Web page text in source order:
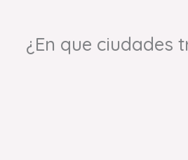
¿En que ciudades